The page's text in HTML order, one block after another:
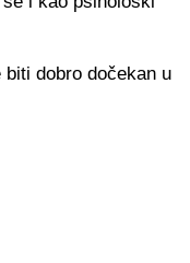
dobro dočekan u